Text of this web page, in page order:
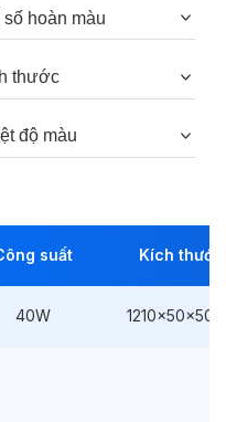
số hoàn màu
thước
độ màu
suất Kích thước
40W